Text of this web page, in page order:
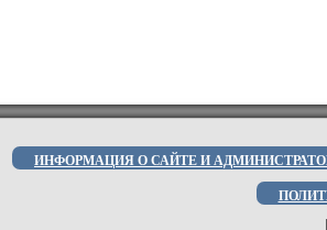
ИНФОРМАЦИЯ О САЙТЕ И